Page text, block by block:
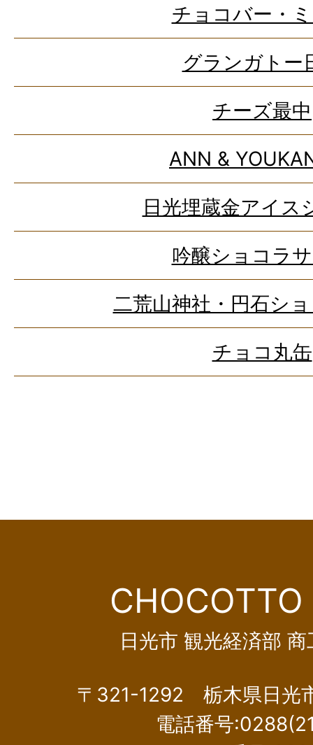
チョコバー・
グランガトー
チーズ最中
ANN &
日光埋蔵金アイス
吟醸ショコラ
二荒山神社・円石シ
チョコ丸缶
CHOCOTTO
日光市 観光経済部
〒321-1292 栃木県日光
電話番号